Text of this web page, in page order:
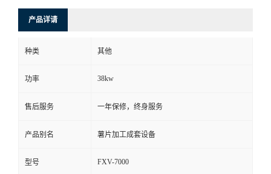
产品详请
种类 其他
功率 38kw
售后服务 一年保修，终身服务
产品别名 薯片加工成套设备
型号 FXV-7000